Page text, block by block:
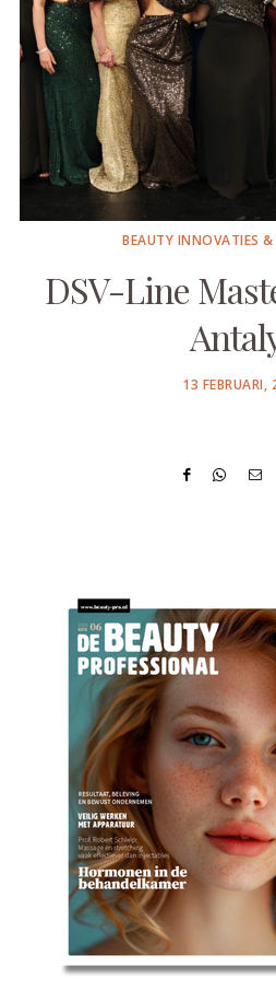
BEAUTY INNOVATIES &
DSV-Line
POSTED
13 FEBRUARI,